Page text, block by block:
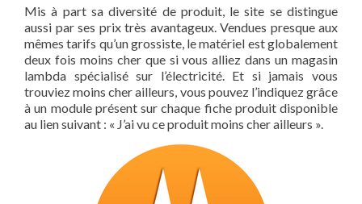
Mis à part sa diversité de produit, le site se distingue
aussi par ses prix très avantageux. Vendues presque aux
mêmes tarifs qu’un grossiste, le matériel est globalement
deux fois moins cher que si vous alliez dans un magasin
lambda spécialisé sur l’électricité. Et si jamais vous
trouviez moins cher ailleurs, vous pouvez l’indiquez grâce
à un module présent sur chaque fiche produit disponible
au lien suivant : « J’ai vu ce produit moins cher ailleurs ».